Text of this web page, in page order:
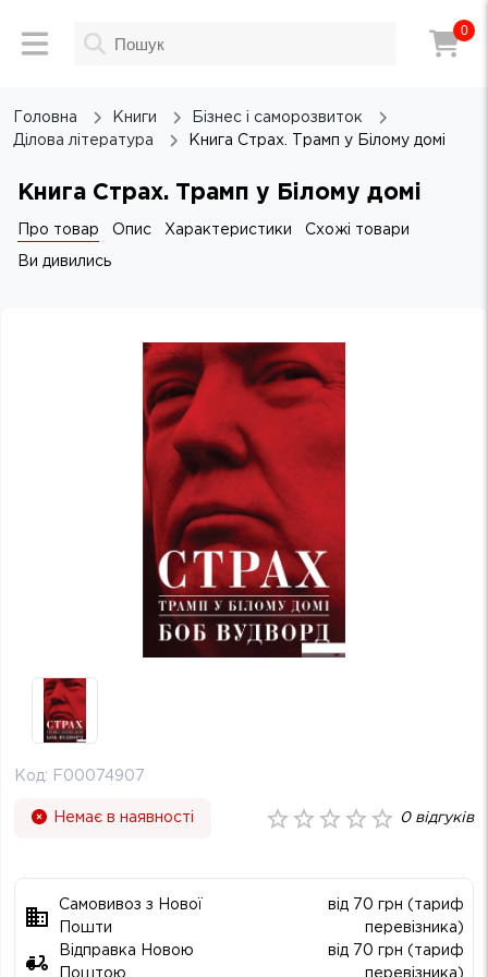
0
Головна Книги
Бізнес і саморозвиток
Ділова література
Книга Страх. Трамп у Білому домі
Книга Страх. Трамп у Білому домі
Про товар Опис Характеристики Схожі товари
Ви дивились
Код: F00074907
Немає в наявності 0відгуків
Самовивоз з Нової
Пошти
від 70 грн (тариф
перевізника)
Відправка Новою
Поштою
від 70 грн (тариф
перевізника)